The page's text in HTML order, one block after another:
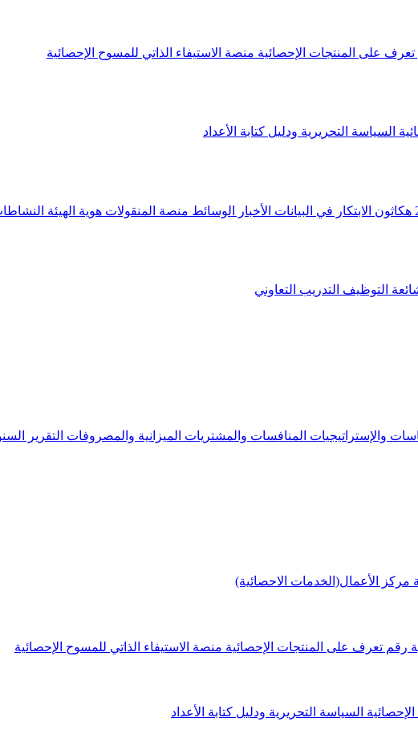
تعرف على المنتجات الإحصائية منصة الاستيفاء الذاتي للمسوح الإحصائية
السياسة التحريرية ودليل كتابة الأعداد
هكاثون الابتكار في البيانات الأخبار الوسائط منصة المنقولات هوية الهيئة
التوظيف التدريب التعاوني
والإستراتيجيات المنافسات والمشتريات الميزانية والمصروفات التقرير
مركز الأعمال(الخدمات الاحصائية)
رقم تعرف على المنتجات الإحصائية منصة الاستيفاء الذاتي للمسوح الإحصائية
السياسة التحريرية ودليل كتابة الأعداد